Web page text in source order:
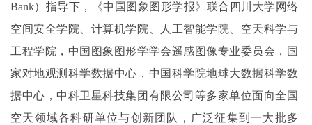
Bank）指导下，《中国图象图形学报》联合四川大学网络
空间安全学院、计算机学院、人工智能学院、空天科学与
工程学院，中国图象图形学学会遥感图像专业委员会，国
家对地观测科学数据中心，中国科学院地球大数据科学数
据中心，中科卫星科技集团有限公司等多家单位面向全国
空天领域各科研单位与创新团队，广泛征集到一大批多